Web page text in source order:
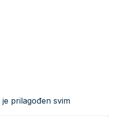
je prilagođen svim